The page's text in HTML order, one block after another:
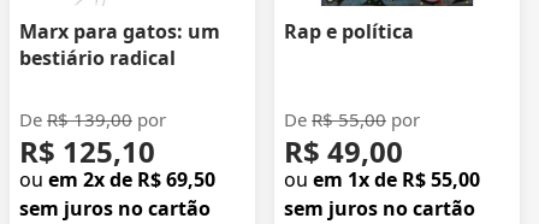
Marx para gatos: um
bestiário radical
De R$ 139,00 por
R$ 125,10
ou em 2x de R$ 69,50
sem juros no cartão
Rap e política
De R$ 55,00 por
R$ 49,00
ou em 1x de R$ 55,00
sem juros no cartão